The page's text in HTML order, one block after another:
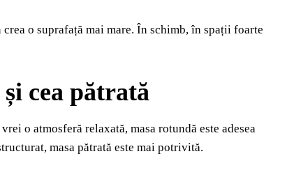
o suprafață mai mare. În schimb, în spații foarte
cea pătrată
o atmosferă relaxată, masa rotundă este adesea
masa pătrată este mai potrivită.